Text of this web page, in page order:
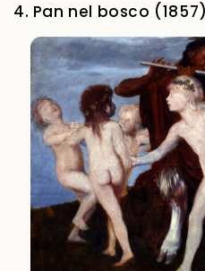
4. Pan nel bosco (1857)